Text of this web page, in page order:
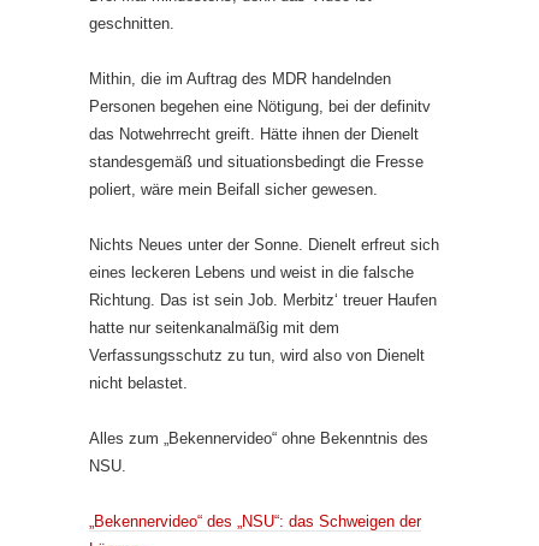
geschnitten.
Mithin, die im Auftrag des MDR handelnden
Personen begehen eine Nötigung, bei der definitv
das Notwehrrecht greift. Hätte ihnen der Dienelt
standesgemäß und situationsbedingt die Fresse
poliert, wäre mein Beifall sicher gewesen.
Nichts Neues unter der Sonne. Dienelt erfreut sich
eines leckeren Lebens und weist in die falsche
Richtung. Das ist sein Job. Merbitz‘ treuer Haufen
hatte nur seitenkanalmäßig mit dem
Verfassungsschutz zu tun, wird also von Dienelt
nicht belastet.
Alles zum „Bekennervideo“ ohne Bekenntnis des
NSU.
„Bekennervideo“ des „NSU“: das Schweigen der